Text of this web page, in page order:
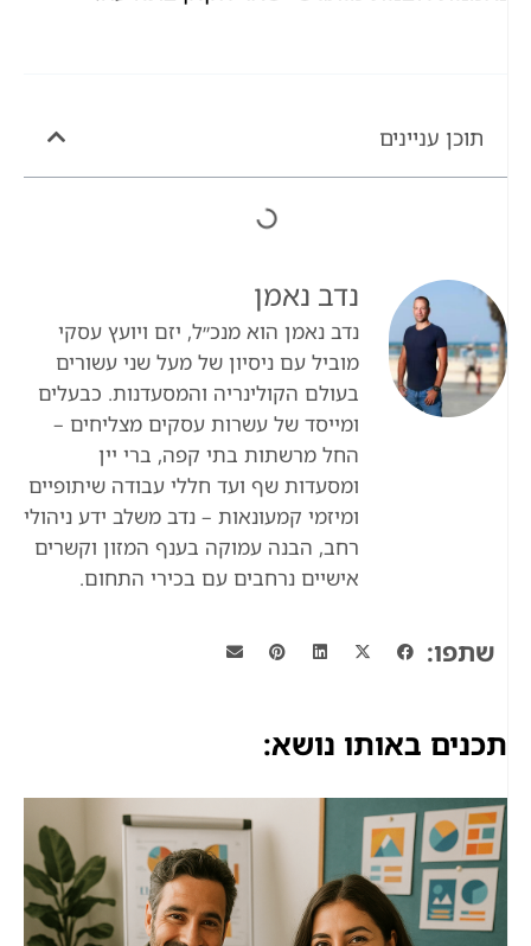
תוכן עניינים
נדב נאמן
נדב נאמן הוא מנכ״ל, יזם ויועץ עסקי
מוביל עם ניסיון של מעל שני עשורים
בעולם הקולינריה והמסעדנות. כבעלים
ומייסד של עשרות עסקים מצליחים –
החל מרשתות בתי קפה, ברי יין
ומסעדות שף ועד חללי עבודה שיתופיים
ומיזמי קמעונאות – נדב משלב ידע ניהולי
רחב, הבנה עמוקה בענף המזון וקשרים
אישיים נרחבים עם בכירי התחום.
שתפו:
תכנים באותו נושא: